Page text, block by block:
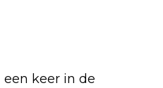
keer in de